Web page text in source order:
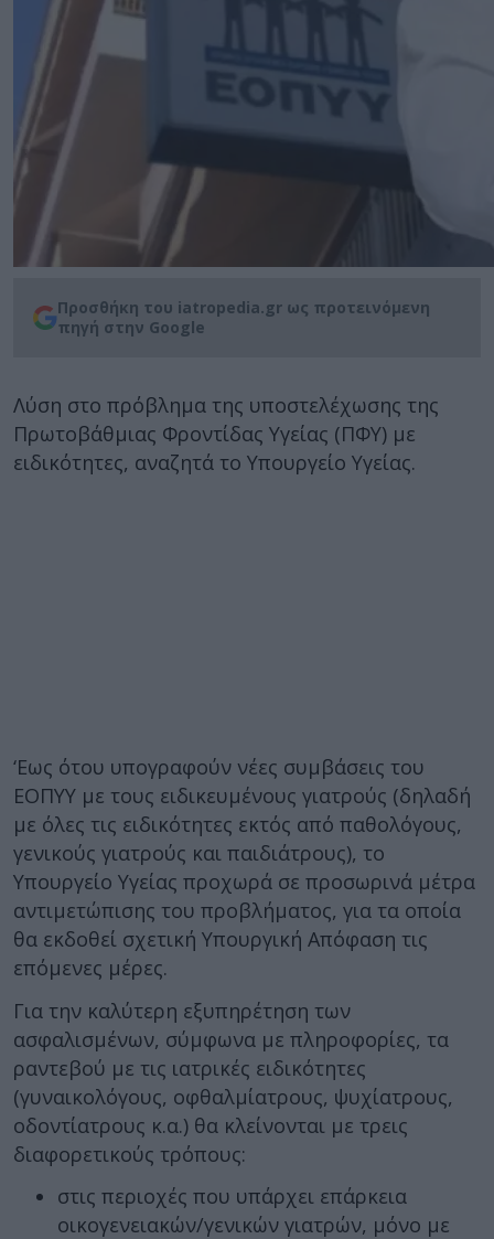
Προσθήκη του iatropedia.gr ως προτεινόμενη
πηγή στην Google
Λύση στο πρόβλημα της υποστελέχωσης της
Πρωτοβάθμιας Φροντίδας Υγείας (ΠΦΥ) με
ειδικότητες, αναζητά το Υπουργείο Υγείας.
‘Εως ότου υπογραφούν νέες συμβάσεις του
ΕΟΠΥΥ με τους ειδικευμένους γιατρούς (δηλαδή
με όλες τις ειδικότητες εκτός από παθολόγους,
γενικούς γιατρούς και παιδιάτρους), το
Υπουργείο Υγείας προχωρά σε προσωρινά μέτρα
αντιμετώπισης του προβλήματος, για τα οποία
θα εκδοθεί σχετική Υπουργική Απόφαση τις
επόμενες μέρες.
Για την καλύτερη εξυπηρέτηση των
ασφαλισμένων, σύμφωνα με πληροφορίες, τα
ραντεβού με τις ιατρικές ειδικότητες
(γυναικολόγους, οφθαλμίατρους, ψυχίατρους,
οδοντίατρους κ.α.) θα κλείνονται με τρεις
διαφορετικούς τρόπους:
στις περιοχές που υπάρχει επάρκεια
οικογενειακών/γενικών γιατρών, μόνο με